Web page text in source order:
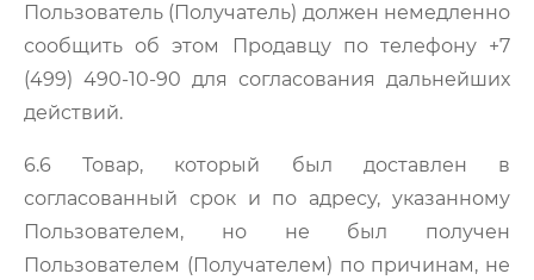
Пользователь (Получатель) должен немедленно
сообщить об этом Продавцу по телефону +7
(499) 490-10-90 для согласования дальнейших
действий.
6.6 Товар, который был доставлен в
согласованный срок и по адресу, указанному
Пользователем, но не был получен
Пользователем (Получателем) по причинам, не